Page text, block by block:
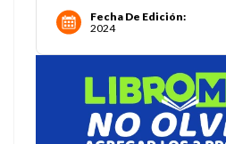
Fecha De Edición:
2024